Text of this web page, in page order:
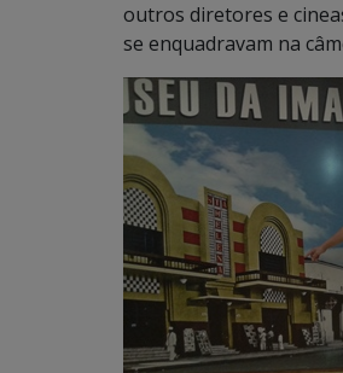
outros diretores e
se enquadravam na